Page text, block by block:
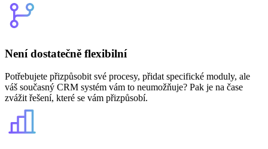
Není dostatečně flexibilní
Potřebujete přizpůsobit své procesy, přidat specifické moduly, ale
váš současný CRM systém vám to neumožňuje? Pak je na čase
zvážit řešení, které se vám přizpůsobí.